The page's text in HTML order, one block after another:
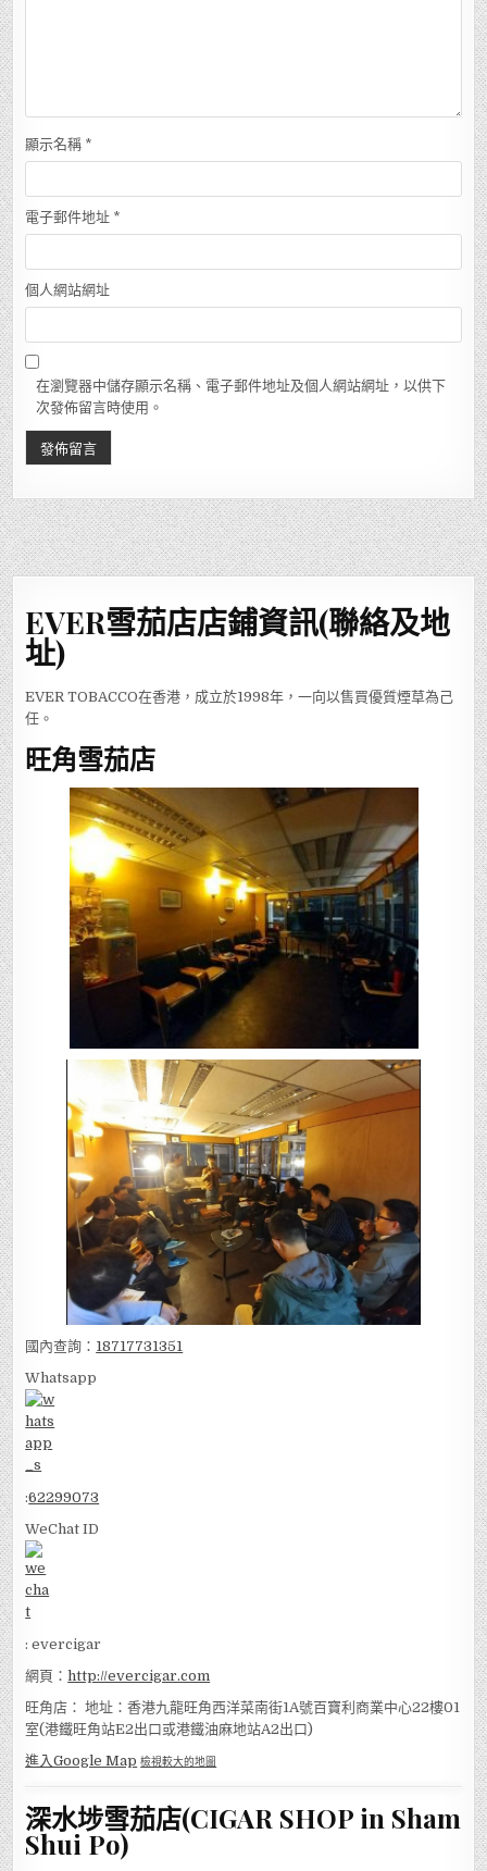
顯示名稱 *
電子郵件地址 *
個人網站網址
在瀏覽器中儲存顯示名稱、電子郵件地址及個人網站網址，以供下
次發佈留言時使用。
EVER雪茄店店鋪資訊(聯絡及地
址)
EVER TOBACCO在香港，成立於1998年，一向以售買優質煙草為己
任。
旺角雪茄店
國內查詢： 18717731351
Whatsapp
:62299073
WeChat ID
: evercigar
網頁：http://evercigar.com
旺角店： 地址：香港九龍旺角西洋菜南街1A號百寶利商業中心22樓01
室(港鐵旺角站E2出口或港鐵油麻地站A2出口)
進入Google Map 檢視較大的地圖
深水埗雪茄店(CIGAR SHOP in Sham
Shui Po)